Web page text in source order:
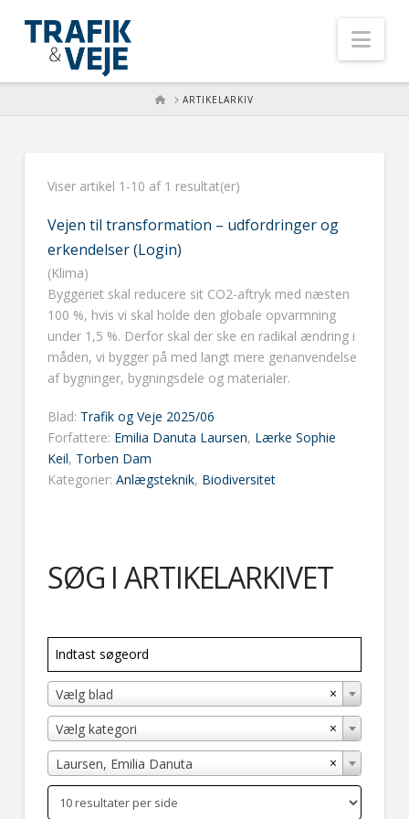
HOMEARTIKELARKIV
Viser artikel 1-10 af 1 resultat(er)
Vejen til transformation – udfordringer og
erkendelser (Login)
(Klima)
Byggeriet skal reducere sit CO2-aftryk med næsten
100 %, hvis vi skal holde den globale opvarmning
under 1,5 %. Derfor skal der ske en radikal ændring i
måden, vi bygger på med langt mere genanvendelse
af bygninger, bygningsdele og materialer.
Blad: Trafik og Veje 2025/06
Forfattere: Emilia Danuta Laursen, Lærke Sophie
Keil, Torben Dam
Kategorier: Anlægsteknik, Biodiversitet
SØG I ARTIKELARKIVET
×
Vælg blad
×
Vælg kategori
×
Laursen, Emilia Danuta